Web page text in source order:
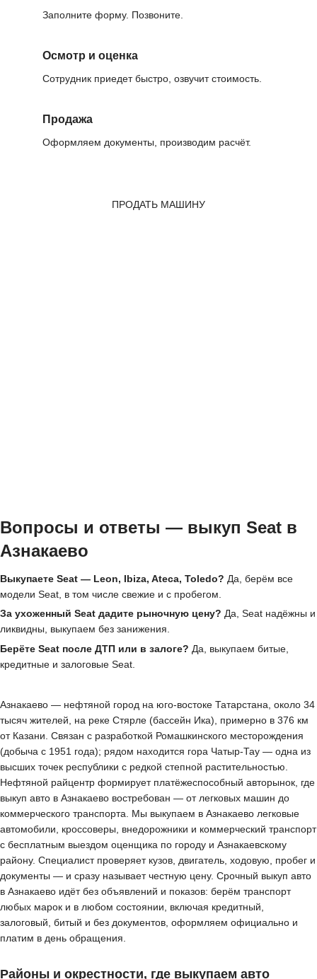
Заполните форму. Позвоните.
Осмотр и оценка
Сотрудник приедет быстро, озвучит стоимость.
Продажа
Оформляем документы, производим расчёт.
ПРОДАТЬ МАШИНУ
Вопросы и ответы — выкуп Seat в
Азнакаево
Выкупаете Seat — Leon, Ibiza, Ateca, Toledo? Да, берём все
модели Seat, в том числе свежие и с пробегом.
За ухоженный Seat дадите рыночную цену? Да, Seat надёжны и
ликвидны, выкупаем без занижения.
Берёте Seat после ДТП или в залоге? Да, выкупаем битые,
кредитные и залоговые Seat.
Азнакаево — нефтяной город на юго-востоке Татарстана, около 34
тысяч жителей, на реке Стярле (бассейн Ика), примерно в 376 км
от Казани. Связан с разработкой Ромашкинского месторождения
(добыча с 1951 года); рядом находится гора Чатыр-Тау — одна из
высших точек республики с редкой степной растительностью.
Нефтяной райцентр формирует платёжеспособный авторынок, где
выкуп авто в Азнакаево востребован — от легковых машин до
коммерческого транспорта. Мы выкупаем в Азнакаево легковые
автомобили, кроссоверы, внедорожники и коммерческий транспорт
с бесплатным выездом оценщика по городу и Азнакаевскому
району. Специалист проверяет кузов, двигатель, ходовую, пробег и
документы — и сразу называет честную цену. Срочный выкуп авто
в Азнакаево идёт без объявлений и показов: берём транспорт
любых марок и в любом состоянии, включая кредитный,
залоговый, битый и без документов, оформляем официально и
платим в день обращения.
Районы и окрестности, где выкупаем авто